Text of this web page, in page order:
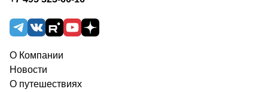
О Компании
Новости
О путешествиях